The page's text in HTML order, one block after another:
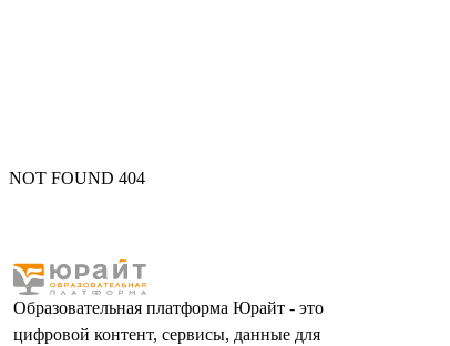
NOT FOUND 404
Образовательная платформа Юрайт - это
цифровой контент, сервисы, данные для